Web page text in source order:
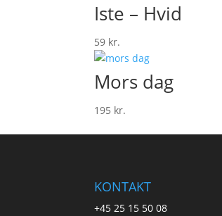
Iste – Hvid
59 kr.
Mors dag
195 kr.
KONTAKT
+45 25 15 50 08